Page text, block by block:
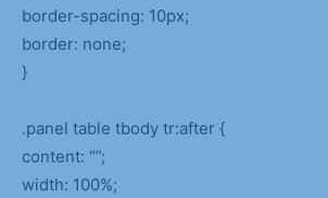
border-spacing: 10px;
border: none;
}
.panel table tbody tr:after {
content: “”;
width: 100%;